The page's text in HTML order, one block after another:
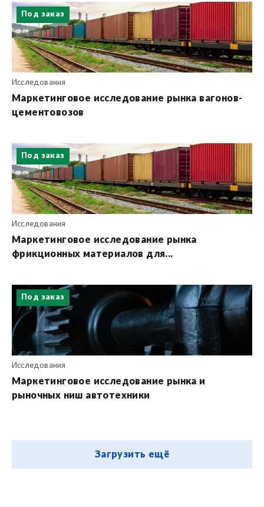
Под заказ
Исследования
Маркетинговое исследование рынка вагонов-
цементовозов
Под заказ
Исследования
Маркетинговое исследование рынка
фрикционных материалов для...
Под заказ
Исследования
Маркетинговое исследование рынка и
рыночных ниш автотехники
Загрузить ещё